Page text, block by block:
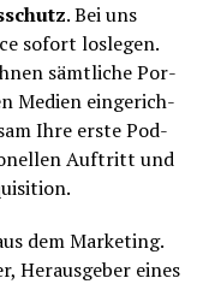
. Bei uns
sofort los­le­gen.
sämt­li­che Por­
Medi­en ein­ge­rich­
Ihre ers­te Pod­
Auf­tritt und
dem Mar­ke­ting.
Her­aus­ge­ber eines